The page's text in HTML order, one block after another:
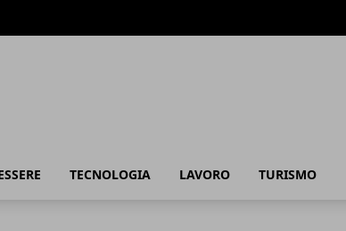
TECNOLOGIA LAVORO TURISMO